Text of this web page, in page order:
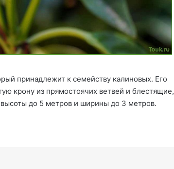
принадлежит к семейству калиновых. Его
крону из прямостоячих ветвей и блестящие,
до 5 метров и ширины до 3 метров.